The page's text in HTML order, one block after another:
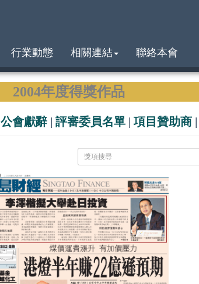
行業動態 相關連結 聯絡本會
2004年度得獎作品
公會獻辭 | 評審委員名單 | 項目贊助商 |